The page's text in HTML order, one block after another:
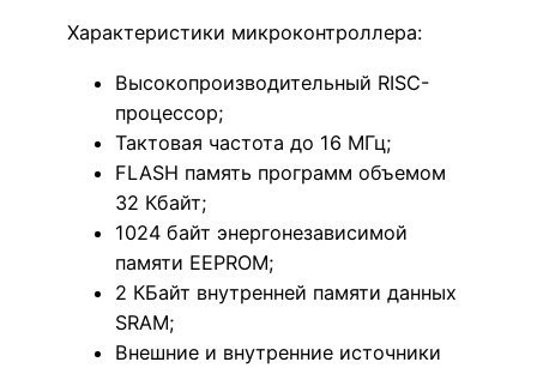
Характеристики микроконтроллера:
Высокопроизводительный RISC-
процессор;
Тактовая частота до 16 МГц;
FLASH память программ объемом
32 Кбайт;
1024 байт энергонезависимой
памяти EEPROM;
2 КБайт внутренней памяти данных
SRAM;
Внешние и внутренние источники